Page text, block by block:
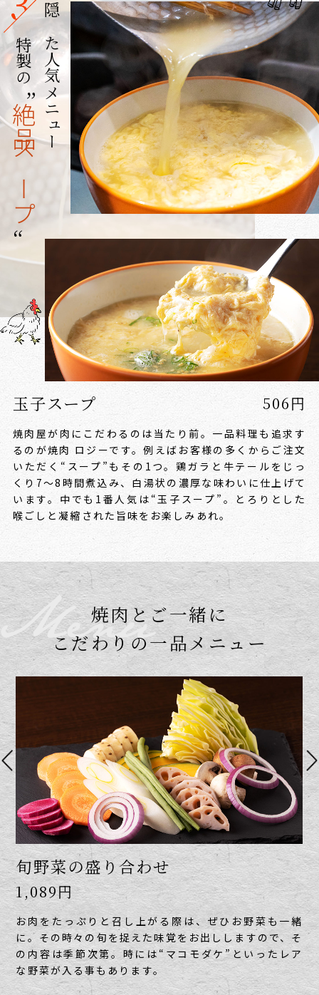
隠れた人気メニュー
特製の
“
絶品スープ
”
玉子スープ 506円
焼肉屋が肉にこだわるのは当たり前。 一品料理も追求す
るのが焼肉 ロジーです。例えばお客様の多くからご注文
いただく“スープ”もその1つ。 鶏ガラと牛テールをじっ
くり7～8時間煮込み、白湯状の濃厚な味わいに仕上げて
います。 中でも1番人気は“玉子スープ”。とろりとした
喉ごしと凝縮された旨味をお楽しみあれ。
焼肉とご一緒に
こだわりの一品メニュー
ミノの薄づくり
1,320円
上質なミノを薄くスライスしてご提供。一般的なごろっ
とカットしたものとは違った、軽快な食感を味わってい
ただけます。お酒のおつまみとしても最適な一品をぜひ
どうぞ。
旬野菜の盛り合わせ
1,089円
お肉をたっぷりと召し上がる際は、ぜひお野菜も一緒
に。 その時々の旬を捉えた味覚をお出ししますので、そ
の内容は季節次第。 時には“マコモダケ”といったレア
な野菜が入る事もあります。
和牛の塩漬け
605円
「お酒のお供にもう一品」という時にぴったりなの
が“和牛の塩漬け”。牛のネックを塩水に2週間漬け込
み、やわらかくした後に蒸し上げ、お肉の旨味をぎゅっ
と凝縮しています。 ぜひ食パンを軽く炙って組み合わせ
てみてください。
ロジーサラダ
759円
醤油をベースにアンチョビを効かせた自家製ドレッシン
グを絡める“ロジーサラダ”は、当店のサイドメニュー
でも人気の一品。市場で仕入れる季節の野菜をふんだん
に使用し、彩りも鮮やかに仕上げています。
焼肉の合間
にさっぱりとした味わいをどうぞ。